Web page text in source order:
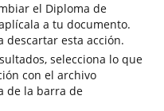
el Diploma de
a tu documento.
descartar esta acción.
selecciona lo que
con el archivo
de la barra de